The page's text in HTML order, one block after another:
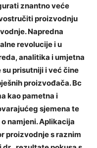
znantno veće
proizvodnju
Napredna
revolucije i u
analitika i umjetna
prisutniji i već čine
proizvođača. Bc
kao pametna i
sjemena te
namjeni. Aplikacija
proizvodnje s raznim